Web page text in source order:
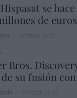
se
de euros
Bros.
de su fusión